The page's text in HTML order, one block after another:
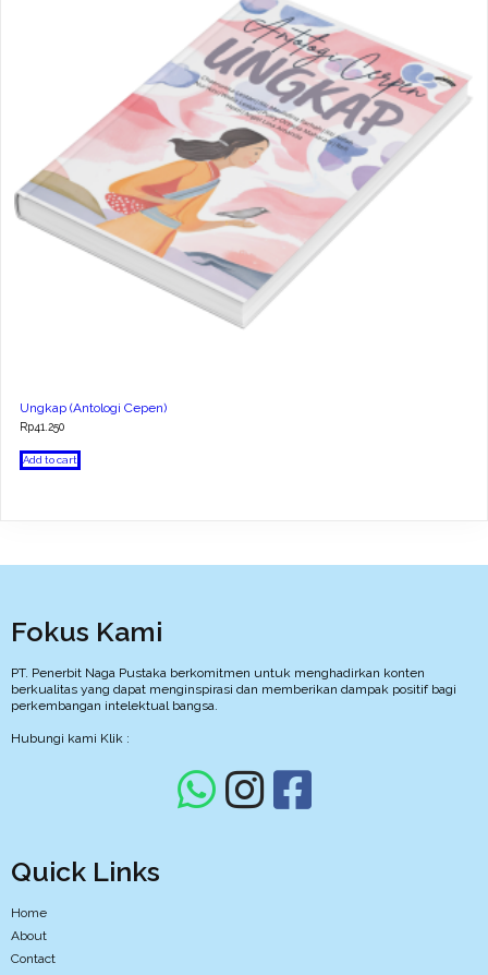
Ungkap (Antologi Cepen)
Rp41.250
Add to cart
Fokus Kami
PT. Penerbit Naga Pustaka berkomitmen untuk menghadirkan konten
berkualitas yang dapat menginspirasi dan memberikan dampak positif bagi
perkembangan intelektual bangsa.
Hubungi kami Klik :
Quick Links
Home
About
Contact